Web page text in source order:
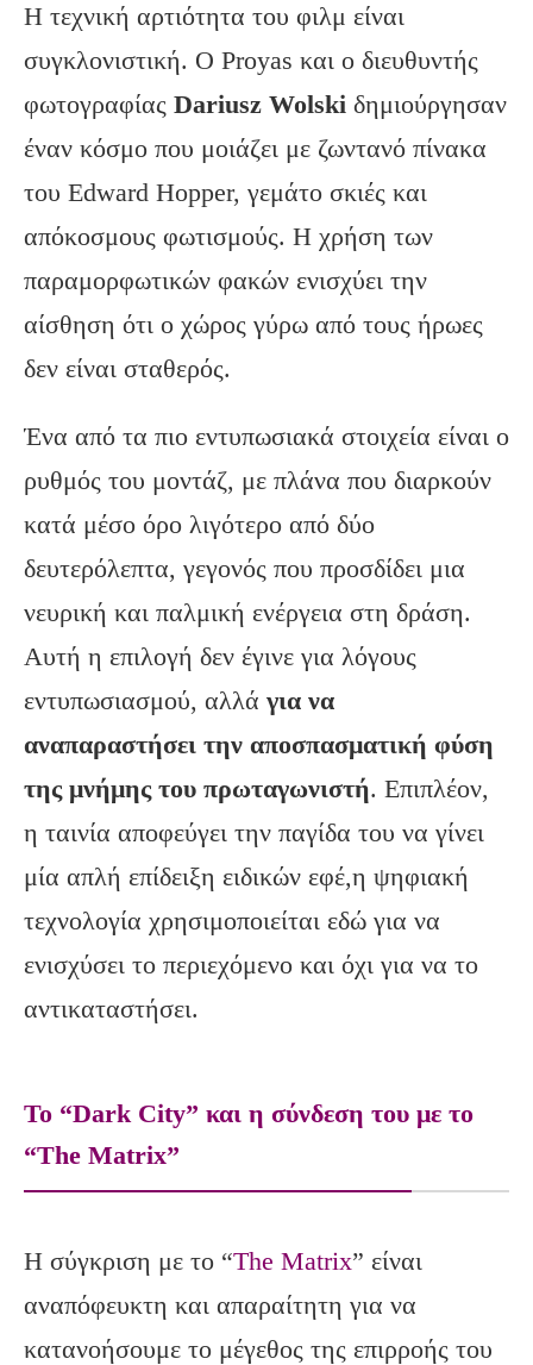
Η τεχνική αρτιότητα του φιλμ είναι
συγκλονιστική. Ο Proyas και ο διευθυντής
φωτογραφίας Dariusz Wolski δημιούργησαν
έναν κόσμο που μοιάζει με ζωντανό πίνακα
του Edward Hopper, γεμάτο σκιές και
απόκοσμους φωτισμούς. Η χρήση των
παραμορφωτικών φακών ενισχύει την
αίσθηση ότι ο χώρος γύρω από τους ήρωες
δεν είναι σταθερός.
Ένα από τα πιο εντυπωσιακά στοιχεία είναι ο
ρυθμός του μοντάζ, με πλάνα που διαρκούν
κατά μέσο όρο λιγότερο από δύο
δευτερόλεπτα, γεγονός που προσδίδει μια
νευρική και παλμική ενέργεια στη δράση.
Αυτή η επιλογή δεν έγινε για λόγους
εντυπωσιασμού, αλλά για να
αναπαραστήσει την αποσπασματική φύση
της μνήμης του πρωταγωνιστή. Επιπλέον,
η ταινία αποφεύγει την παγίδα του να γίνει
μία απλή επίδειξη ειδικών εφέ,η ψηφιακή
τεχνολογία χρησιμοποιείται εδώ για να
ενισχύσει το περιεχόμενο και όχι για να το
αντικαταστήσει.
To “Dark City” και η σύνδεση του με το
“The Matrix”
Η σύγκριση με το “The Matrix” είναι
αναπόφευκτη και απαραίτητη για να
κατανοήσουμε το μέγεθος της επιρροής του